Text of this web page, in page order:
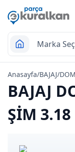
Anasayfa/BAJAJ/
BAJAJ
ŞİM